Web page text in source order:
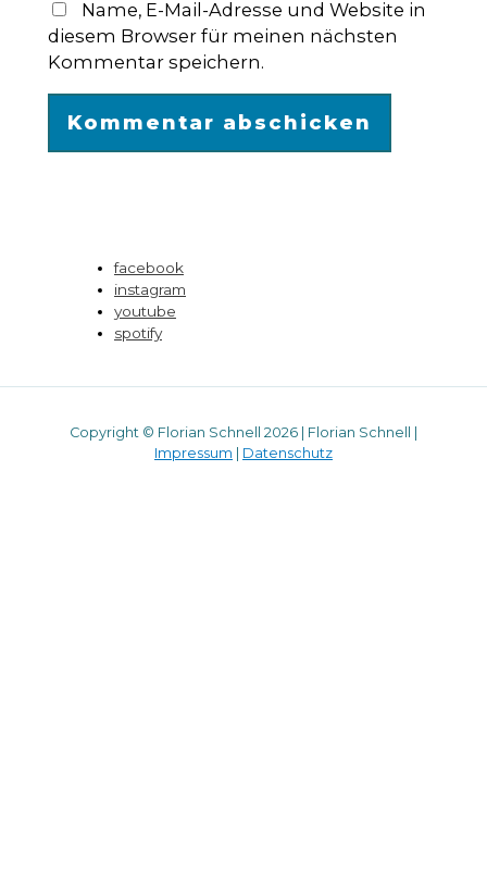
Name, E-Mail-Adresse und Website in
diesem Browser für meinen nächsten
Kommentar speichern.
facebook
instagram
youtube
spotify
Copyright © Florian Schnell 2026 | Florian Schnell |
Impressum
Datenschutz